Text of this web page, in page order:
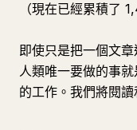
（現在已經累積了
即使只是把一個文
人類唯一要做的事
的工作。我們將閱讀